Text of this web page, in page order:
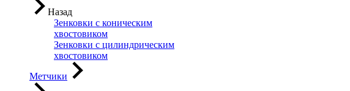
Назад
Зенковки с коническим
хвостовиком
Зенковки с цилиндрическим
хвостовиком
Метчики